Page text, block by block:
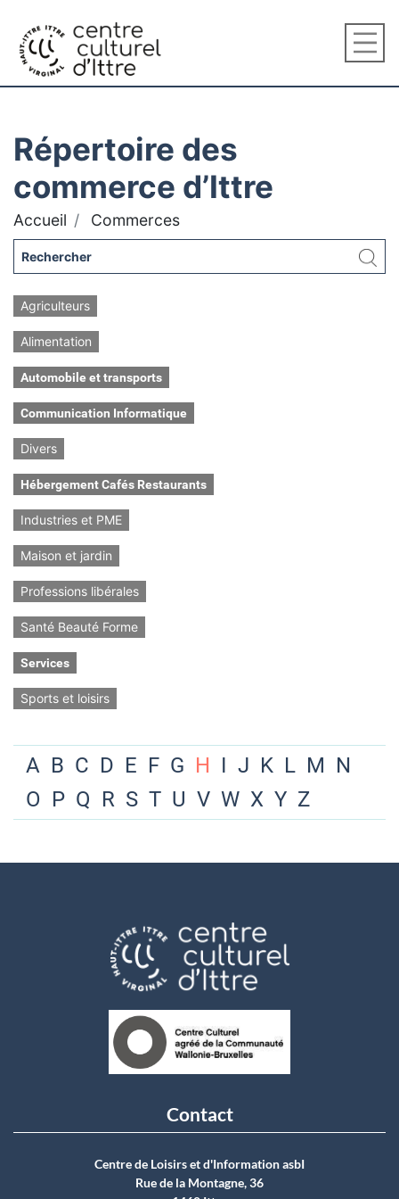
Répertoire des
commerce d’Ittre
Accueil Commerces
Agriculteurs
Alimentation
Automobile et transports
Communication Informatique
Divers
Hébergement Cafés Restaurants
Industries et PME
Maison et jardin
Professions libérales
Santé Beauté Forme
Services
Sports et loisirs
A B C D E F G H I J K L M N
O P Q R S T U V W X Y Z
Contact
Centre de Loisirs et d'Information asbI
Rue de la Montagne, 36